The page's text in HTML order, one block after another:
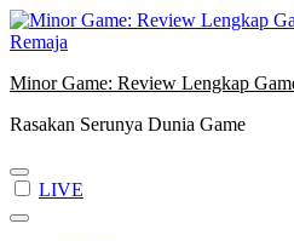
Skip
to
Minor Game: Review Lengkap
Rasakan Serunya Dunia Game
LIVE